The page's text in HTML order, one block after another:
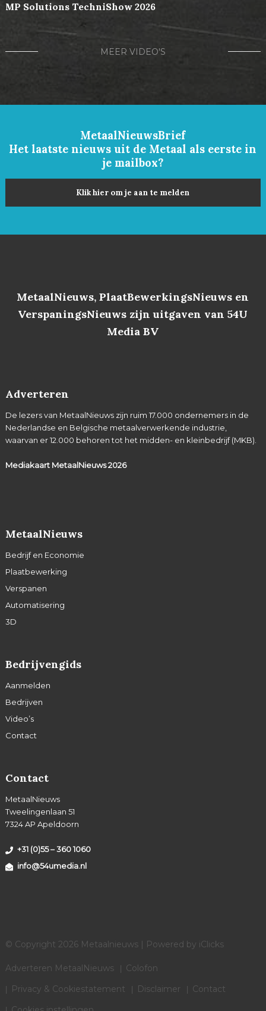
MP Solutions TechniShow 2026
MEER VIDEO'S
MetaalNieuwsBrief
Het laatste nieuws uit de Metaal als eerste in
je mailbox?
Klik hier om je aan te melden
MetaalNieuws, PlaatBewerkingsNieuws en
VerspaningsNieuws zijn uitgaven van 54U
Media BV
Adverteren
De lezers van MetaalNieuws zijn ruim 17.000 ondernemers in de
Nederlandse en Belgische metaalverwerkende industrie,
waarvan er 12.000 behoren tot het midden- en kleinbedrijf (MKB).
Mediakaart MetaalNieuws2026
MetaalNieuws
Bedrijf en Economie
Plaatbewerking
Verspanen
Automatisering
3D
Bedrijvengids
Aanmelden
Bedrijven
Video’s
Contact
Contact
MetaalNieuws
Tweelingenlaan 51
7324 AP Apeldoorn
+31 (0)55 – 360 1060
info@54umedia.nl
© Copyright 2026 Metaalnieuws | Powered by iClicks
Adverteren MetaalNieuws
Colofon
Privacy & Cookiestatement
Disclaimer
Contact